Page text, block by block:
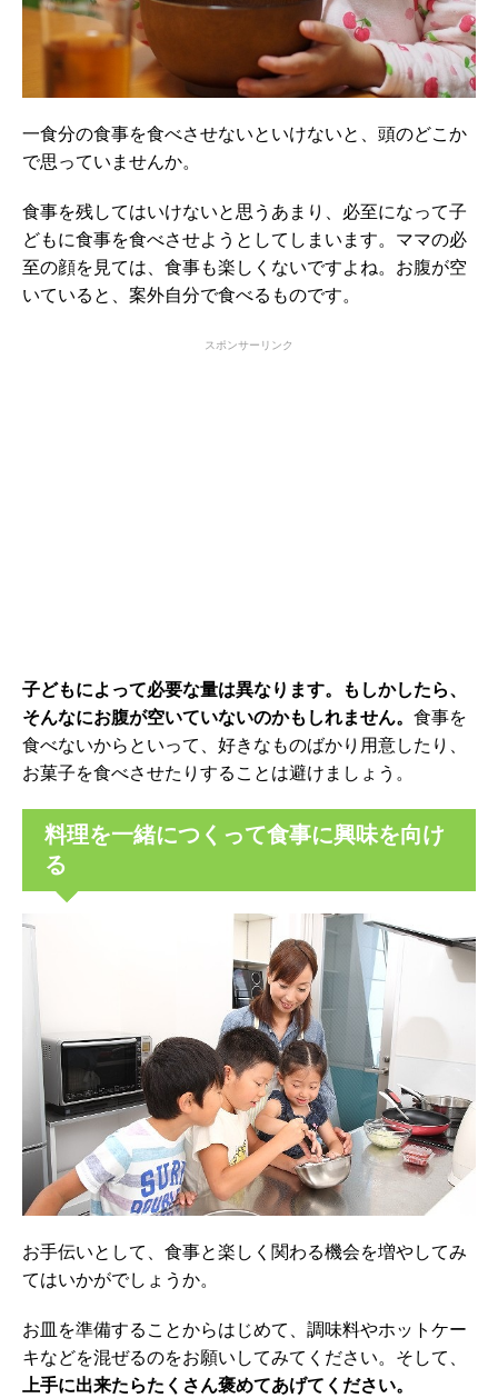
一食分の食事を食べさせないといけないと、頭のどこか
で思っていませんか。
食事を残してはいけないと思うあまり、必至になって子
どもに食事を食べさせようとしてしまいます。ママの必
至の顔を見ては、食事も楽しくないですよね。お腹が空
いていると、案外自分で食べるものです。
スポンサーリンク
子どもによって必要な量は異なります。もしかしたら、
そんなにお腹が空いていないのかもしれません。 食事を
食べないからといって、好きなものばかり用意したり、
お菓子を食べさせたりすることは避けましょう。
料理を一緒につくって食事に興味を向け
る
お手伝いとして、食事と楽しく関わる機会を増やしてみ
てはいかがでしょうか。
お皿を準備することからはじめて、調味料やホットケー
キなどを混ぜるのをお願いしてみてください。そして、
上手に出来たらたくさん褒めてあげてください。